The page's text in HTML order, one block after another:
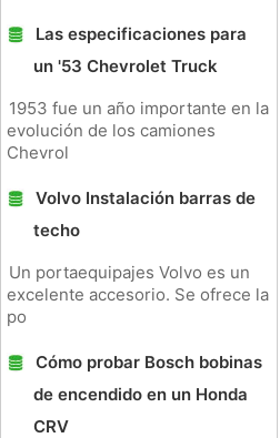
Las especificaciones para
un '53 Chevrolet Truck
1953 fue un año importante en la
evolución de los camiones
Chevrol
Volvo Instalación barras de
techo
Un portaequipajes Volvo es un
excelente accesorio. Se ofrece la
po
Cómo probar Bosch bobinas
de encendido en un Honda
CRV